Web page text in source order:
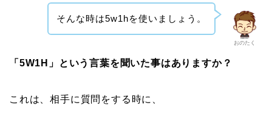
おのたく
そんな時は5w1hを使いましょう。
「5W1H」という言葉を聞いた事はありますか？
これは、相手に質問をする時に、